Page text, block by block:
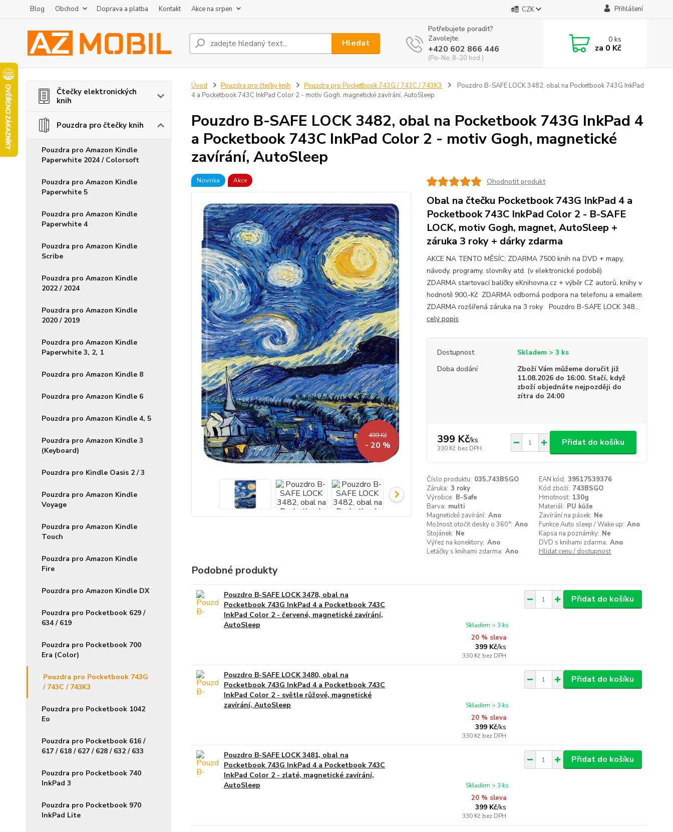
Blog Obchod Doprava a platba Kontakt Akce na srpen CZK Přihlášení
Hledat
Potřebujete poradit?
Zavolejte.
+420 602 866 446
(Po-Ne, 8-20 hod.)
0ks
za 0 Kč
Čtečky elektronických
knih
Pouzdra pro čtečky knih
Pouzdra pro Amazon Kindle
Paperwhite 2024 / Colorsoft
Pouzdra pro Amazon Kindle
Paperwhite 5
Pouzdra pro Amazon Kindle
Paperwhite 4
Pouzdra pro Amazon Kindle
Scribe
Pouzdra pro Amazon Kindle
2022 / 2024
Pouzdra pro Amazon Kindle
2020 / 2019
Pouzdra pro Amazon Kindle
Paperwhite 3, 2, 1
Pouzdra pro Amazon Kindle 8
Pouzdra pro Amazon Kindle 6
Pouzdra pro Amazon Kindle 4, 5
Pouzdra pro Amazon Kindle 3
(Keyboard)
Pouzdra pro Kindle Oasis 2 / 3
Pouzdra pro Amazon Kindle
Voyage
Pouzdra pro Amazon Kindle
Touch
Pouzdra pro Amazon Kindle
Fire
Pouzdra pro Amazon Kindle DX
Pouzdra pro Pocketbook 629 /
634 / 619
Pouzdra pro Pocketbook 700
Era (Color)
Pouzdra pro Pocketbook 743G
/ 743C / 743K3
Pouzdra pro Pocketbook 1042
Eo
Pouzdra pro Pocketbook 616 /
617 / 618 / 627 / 628 / 632 / 633
Pouzdra pro Pocketbook 740
InkPad 3
Pouzdra pro Pocketbook 970
InkPad Lite
Úvod Pouzdra pro čtečky knih Pouzdra pro Pocketbook 743G / 743C / 743K3
Pouzdro B-SAFE LOCK 3482, obal na Pocketbook 743G InkPad
4 a Pocketbook 743C InkPad Color 2 - motiv Gogh, magnetické zavírání, AutoSleep
Pouzdro B-SAFE LOCK 3482, obal na Pocketbook 743G InkPad 4
a Pocketbook 743C InkPad Color 2 - motiv Gogh, magnetické
zavírání, AutoSleep
Novinka Akce
499 Kč
- 20 %
Ohodnotit produkt
Obal na čtečku Pocketbook 743G InkPad 4 a
Pocketbook 743C InkPad Color 2 - B-SAFE
LOCK, motiv Gogh, magnet, AutoSleep +
záruka 3 roky + dárky zdarma
AKCE NA TENTO MĚSÍC: ZDARMA 7500 knih na DVD + mapy,
návody, programy, slovníky atd. (v elektronické podobě)
ZDARMA startovací balíčky eKnihovna.cz + výběr CZ autorů, knihy v
hodnotě 900,-Kč ZDARMA odborná podpora na telefonu a emailem
ZDARMA rozšířená záruka na 3 roky Pouzdro B-SAFE LOCK 348...
celý popis
Dostupnost
Skladem > 3 ks
Doba dodání
Zboží Vám můžeme doručit již
11.08.2026 do 16:00. Stačí, když
zboží objednáte nejpozději do
zítra do 24:00
399 Kč/ks
330 Kč bez DPH
Přidat do košíku
Číslo produktu: 035.743BSGO EAN kód: 39517539376
Záruka: 3 roky Kód zboží: 743BSGO
Výrobce: B-Safe Hmotnost: 130g
Barva: multi Materiál: PU kůže
Magnetické zavírání: Ano Zavírání na pásek: Ne
Možnost otočit desky o 360°: Ano Funkce Auto sleep / Wake up: Ano
Stojánek: Ne Kapsa na poznámky: Ne
Výřez na konektory: Ano DVD s knihami zdarma: Ano
Letáčky s knihami zdarma: Ano Hlídat cenu / dostupnost
Podobné produkty
Pouzdro B-SAFE LOCK 3478, obal na
Pocketbook 743G InkPad 4 a Pocketbook 743C
InkPad Color 2 - červené, magnetické zavírání,
AutoSleep
20 % sleva
399 Kč/ks
330 Kč bez DPH
Skladem > 3 ks
Přidat do košíku
Pouzdro B-SAFE LOCK 3480, obal na
Pocketbook 743G InkPad 4 a Pocketbook 743C
InkPad Color 2 - světle růžové, magnetické
zavírání, AutoSleep
20 % sleva
399 Kč/ks
330 Kč bez DPH
Skladem > 3 ks
Přidat do košíku
Pouzdro B-SAFE LOCK 3481, obal na
Pocketbook 743G InkPad 4 a Pocketbook 743C
InkPad Color 2 - zlaté, magnetické zavírání,
AutoSleep
20 % sleva
399 Kč/ks
330 Kč bez DPH
Skladem > 3 ks
Přidat do košíku